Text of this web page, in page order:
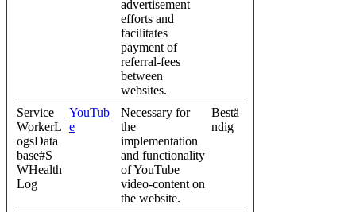
advertisement
efforts and
facilitates
payment of
referral-fees
between
websites.
Service
WorkerL
ogsData
base#S
WHealth
Log
YouTub
e
Necessary for
the
implementation
and functionality
of YouTube
video-content on
the website.
Bestä
ndig